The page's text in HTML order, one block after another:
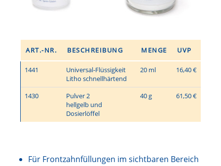
ART.-NR. BESCHREIBUNG MENGE UVP
1441
Universal-Flüssigkeit
Litho schnellhärtend
20 ml 16,40 €
1430
Pulver 2
hellgelb und
Dosierlöffel
40 g 61,50 €
Für Frontzahnfüllungen im sichtbaren Bereich